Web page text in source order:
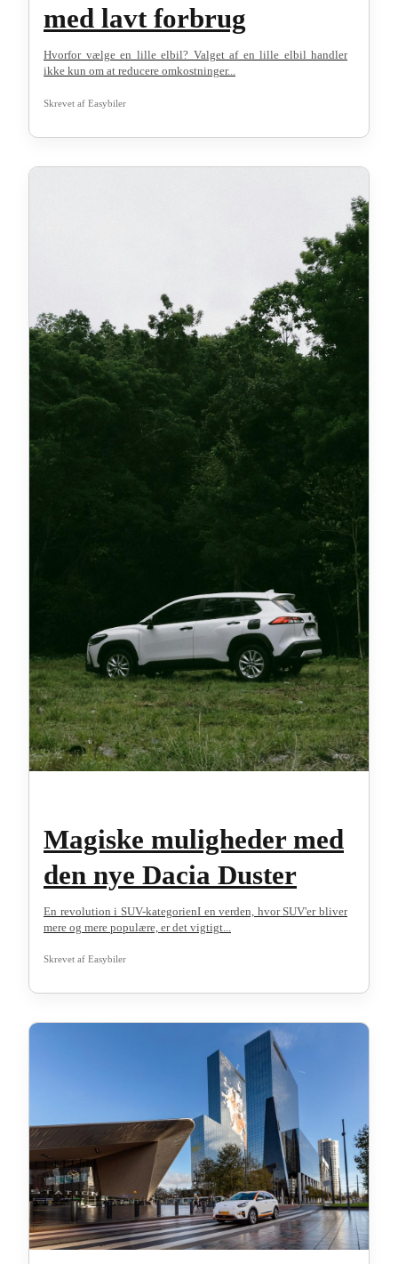
med lavt forbrug
Hvorfor vælge en lille elbil? Valget af en lille elbil handler
ikke kun om at reducere omkostninger...
Skrevet af Easybiler
Magiske muligheder med
den nye Dacia Duster
En revolution i SUV-kategorienI en verden, hvor SUV'er bliver
mere og mere populære, er det vigtigt...
Skrevet af Easybiler